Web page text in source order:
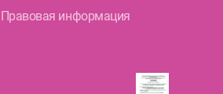
Правовая информация